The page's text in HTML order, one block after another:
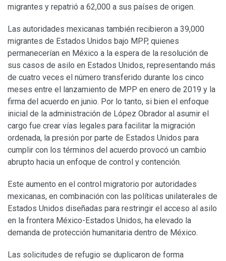
migrantes y repatrió a 62,000 a sus países de origen.
Las autoridades mexicanas también recibieron a 39,000
migrantes de Estados Unidos bajo MPP, quienes
permanecerían en México a la espera de la resolución de
sus casos de asilo en Estados Unidos, representando más
de cuatro veces el número transferido durante los cinco
meses entre el lanzamiento de MPP en enero de 2019 y la
firma del acuerdo en junio. Por lo tanto, si bien el enfoque
inicial de la administración de López Obrador al asumir el
cargo fue crear vías legales para facilitar la migración
ordenada, la presión por parte de Estados Unidos para
cumplir con los términos del acuerdo provocó un cambio
abrupto hacia un enfoque de control y contención.
Este aumento en el control migratorio por autoridades
mexicanas, en combinación con las políticas unilaterales de
Estados Unidos diseñadas para restringir el acceso al asilo
en la frontera México-Estados Unidos, ha elevado la
demanda de protección humanitaria dentro de México.
Las solicitudes de refugio se duplicaron de forma